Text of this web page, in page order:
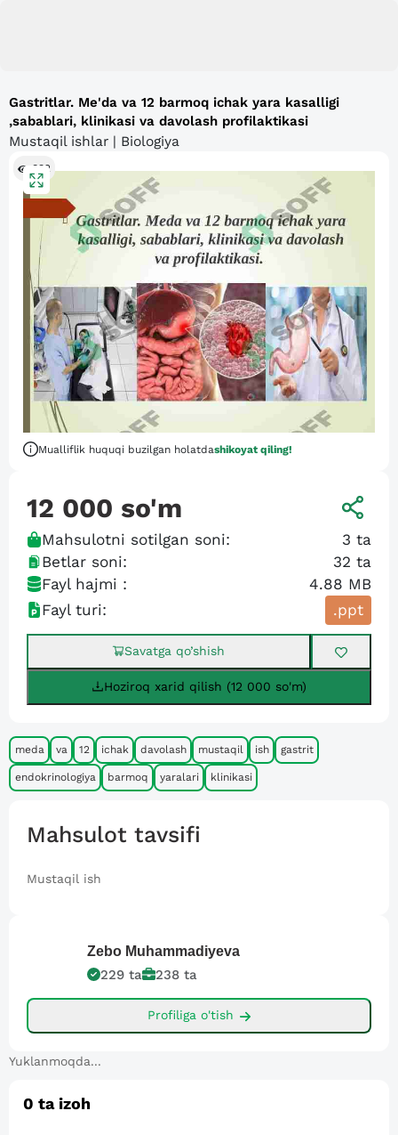
Gastritlar. Me'da va 12 barmoq ichak yara kasalligi
,sabablari, klinikasi va davolash profilaktikasi
Mustaqil ishlar | Biologiya
832
Mualliflik huquqi buzilgan holatdashikoyat qiling!
12 000 so'm
Mahsulotni sotilgan soni: 3 ta
Betlar soni:
32 ta
Fayl hajmi :
4.88 MB
Fayl turi:
.ppt
Savatga qo’shish
Hoziroq xarid qilish (12 000 so'm)
meda va 12 ichak davolash mustaqil ish gastrit
endokrinologiya barmoq yaralari klinikasi
Mahsulot tavsifi
Mustaqil ish
Zebo Muhammadiyeva
229 ta 238 ta
Profiliga o'tish
Yuklanmoqda...
0 ta izoh